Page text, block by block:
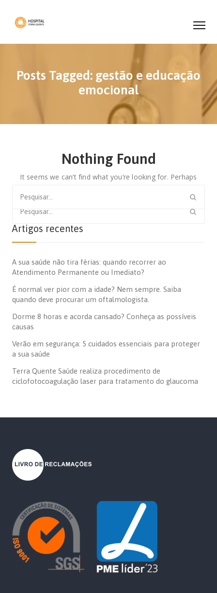
Posts Tagged: gestão e educação
emocional
Nothing Found
It seems we can’t find what you’re looking for. Perhaps
Search
for:
for:
Artigos recentes
A sua saúde não tira férias: quando recorrer ao
Atendimento Permanente ou Imediato?
É normal ver pior com a idade? Nem sempre. Saiba
quando deve procurar um oftalmologista.
Dorme 8 horas e acorda cansado? Conheça as possíveis
causas
Verão em segurança: 5 cuidados essenciais para proteger
a sua saúde
Terra Quente Saúde realiza procedimento de
ciclofotocoagulação laser para tratamento do glaucoma